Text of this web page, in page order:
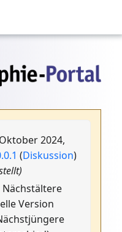
2024,
(Diskussion)
Version